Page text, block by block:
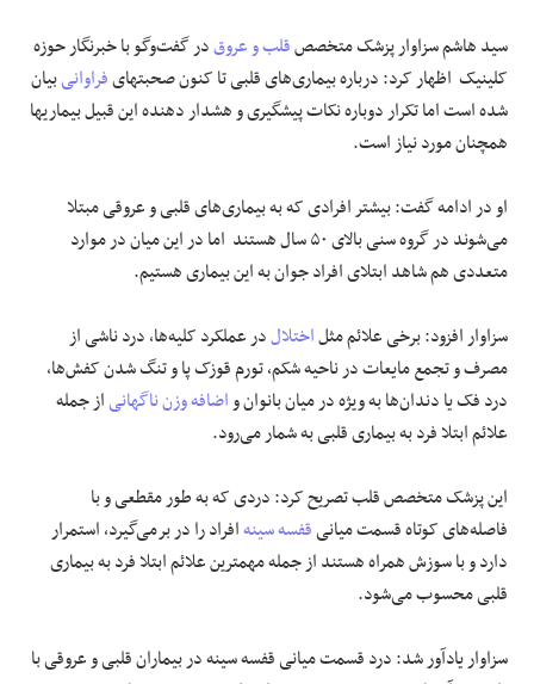
سید هاشم سزاوار پزشک متخصصقلب و عروقدر گفت‌وگو باخبرنگار حوزه
کلینیک اظهار کرد: درباره بیماری‌های قلبی تا کنون صحبتهایفراوانیبیان
شده است اما تکرار دوباره نکات پیشگیری و هشدار دهنده این قبیل بیماریها
همچنان مورد نیاز است.
او در ادامه گفت: بیشتر افرادی که به بیماری‌های قلبی و عروقی مبتلا
می‌شوند در گروه سنی بالای ۵۰ سال هستند اما در این میان در موارد
متعددی هم شاهد ابتلای افراد جوان به این بیماری هستیم.
سزاوار افزود: برخی علائم مثلاختلالدر عملکرد کلیه‌ها، درد ناشی از
مصرف و تجمع مایعات در ناحیه شکم، تورم قوزک پا و تنگ شدن کفش‌ها،
درد فک یا دندان‌ها به ویژه در میان بانوان واضافه وزنناگهانیاز جمله
علائم ابتلا فرد به بیماری قلبی به شمار می‌رود.
این پزشک متخصص قلب تصریح کرد: دردی که به طور مقطعی و با
فاصله‌های کوتاه قسمت میانیقفسه سینهافراد را در برمی‌گیرد، استمرار
دارد و با سوزش همراه هستند از جمله مهمترین علائم ابتلا فرد به بیماری
قلبی محسوب می‌شود.
سزاوار یادآور شد: درد قسمت میانی قفسه سینه در بیماران قلبی و عروقی با